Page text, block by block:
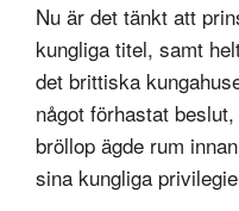
Nu är det tänkt att
kungliga titel, samt
det brittiska
något förhastat
bröllop ägde rum
sina kungliga